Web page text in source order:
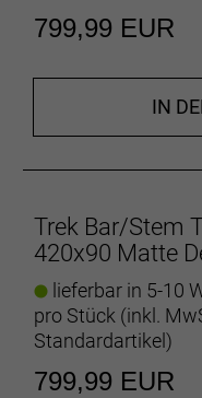
799,99 EUR
IN
Trek Bar/Stem
420x90 Matte
lieferbar in 5-10
pro Stück (inkl.
Standardartikel)
799,99 EUR